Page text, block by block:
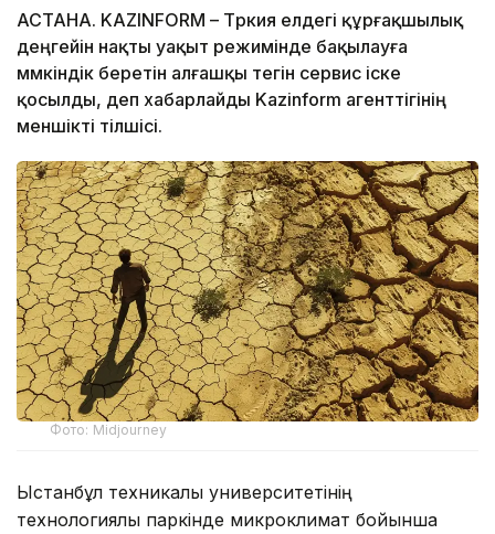
АСТАНА. KAZINFORM – Түркия елдегі құрғақшылық
деңгейін нақты уақыт режимінде бақылауға
мүмкіндік беретін алғашқы тегін сервис іске
қосылды, деп хабарлайды Kazinform агенттігінің
меншікті тілшісі.
Фото: Midjourney
Ыстанбұл техникалық университетінің
технологиялық паркінде микроклимат бойынша